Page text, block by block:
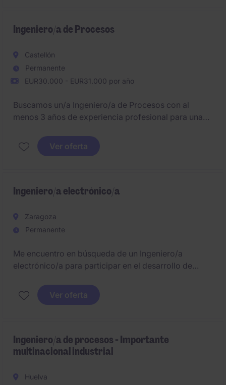
transformación digital.
Ingeniero/a de Procesos
Castellón
Permanente
EUR30.000 - EUR31.000 por año
Buscamos un/a Ingeniero/a de Procesos con al
menos 3 años de experiencia profesional para una
Ver oferta
Ingeniero/a electrónico/a
Zaragoza
Permanente
Me encuentro en búsqueda de un Ingeniero/a
electrónico/a para participar en el desarrollo de
embebidos integrados en soluciones reales.
Ver oferta
Ingeniero/a de procesos - Importante
multinacional industrial
Huelva